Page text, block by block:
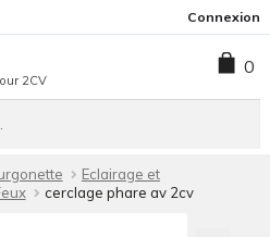
la
navigation
contenu
Connexion
2CV
0
Eclairage et
cerclage phare av 2cv